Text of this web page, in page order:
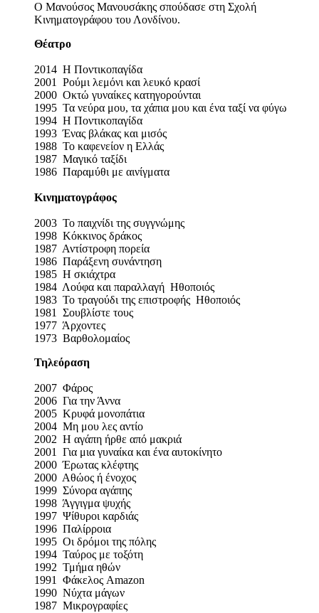
Ο Μανούσος Μανουσάκης σπούδασε στη Σχολή
Κινηματογράφου του Λονδίνου.
Θέατρο
2014 Η Ποντικοπαγίδα
2001 Ρούμι λεμόνι και λευκό κρασί
2000 Οκτώ γυναίκες κατηγορούνται
1995 Τα νεύρα μου, τα χάπια μου και ένα ταξί να φύγω
1994 Η Ποντικοπαγίδα
1993 Ένας βλάκας και μισός
1988 Το καφενείον η Ελλάς
1987 Μαγικό ταξίδι
1986 Παραμύθι με αινίγματα
Κινηματογράφος
2003 Το παιχνίδι της συγγνώμης
1998 Κόκκινος δράκος
1987 Αντίστροφη πορεία
1986 Παράξενη συνάντηση
1985 Η σκιάχτρα
1984 Λούφα και παραλλαγή Ηθοποιός
1983 Το τραγούδι της επιστροφής Ηθοποιός
1981 Σουβλίστε τους
1977 Άρχοντες
1973 Βαρθολομαίος
Τηλεόραση
2007 Φάρος
2006 Για την Άννα
2005 Κρυφά μονοπάτια
2004 Μη μου λες αντίο
2002 Η αγάπη ήρθε από μακριά
2001 Για μια γυναίκα και ένα αυτοκίνητο
2000 Έρωτας κλέφτης
2000 Αθώος ή ένοχος
1999 Σύνορα αγάπης
1998 Άγγιγμα ψυχής
1997 Ψίθυροι καρδιάς
1996 Παλίρροια
1995 Οι δρόμοι της πόλης
1994 Ταύρος με τοξότη
1992 Τμήμα ηθών
1991 Φάκελος Amazon
1990 Νύχτα μάγων
1987 Μικρογραφίες